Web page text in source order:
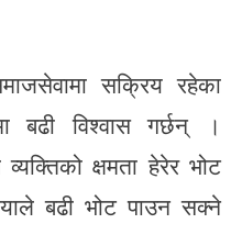
सक्रिय रहेका
बढी विश्वास गर्छन् ।
क्षमता हेरेर भोट
बढी भोट पाउन सक्ने